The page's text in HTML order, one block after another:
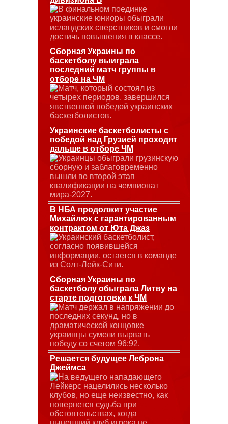
В финальном поединке
украинские юниоры обыграли
исландских сверстников и смогли
достичь повышения в классе.
Сборная Украины по
баскетболу выиграла
последний матч группы в
отборе на ЧМ
Матч, который состоял из
четырех периодов, завершился
явственной победой украинских
баскетболистов.
Украинские баскетболисты с
победой над Грузией проходят
дальше в отборе ЧМ
Украинцы обыграли грузинскую
сборную и заблаговременно
вышли во второй этап
квалификации на чемпионат
мира-2027.
В НБА продолжит участие
Михайлюк с гарантированным
контрактом от Юта Джаз
Украинский баскетболист,
согласно появившейся
информации, остается в команде
из Солт-Лейк-Сити.
Сборная Украины по
баскетболу обыграла Литву на
старте подготовки к ЧМ
Матч держал в напряжении до
последних секунд, но в
драматической концовке
украинцы сумели вырвать
победу со счетом 96:92.
Решается будущее Леброна
Джеймса
На ведущего нападающего
Лейкерс нацелились несколько
клубов, но еще неизвестно, как
повернется судьба при
обстоятельствах, когда